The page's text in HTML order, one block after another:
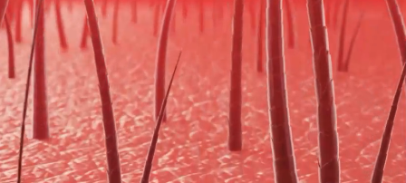
用户信息
我的设备
我的订单
新品
FAQ™ Pure Beauty-Tech Elixir
BREAKING NEWS
语言
English Deutsch
Español
Français
Italiano
Português
Polski
Svenska
Русский